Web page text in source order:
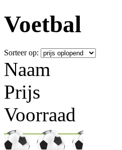
Voetbal
Sorteer op:
Naam
Prijs
Voorraad